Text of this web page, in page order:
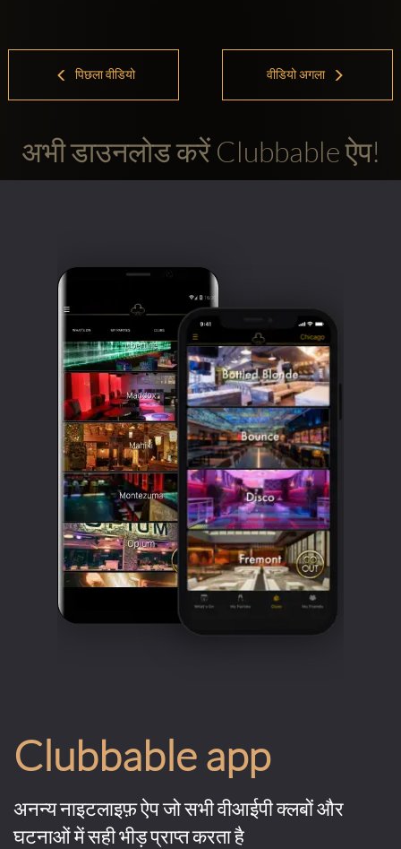
पिछला वीडियो वीडियो अगला
अभी डाउनलोड करें Clubbable ऐप!
Clubbable app
अनन्य नाइटलाइफ़ ऐप जो सभी वीआईपी क्लबों और
घटनाओं में सही भीड़ प्राप्त करता है